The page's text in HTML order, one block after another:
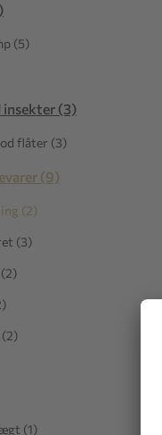
(5)
insekter (3)
flåter (3)
(9)
(2)
(3)
(1)